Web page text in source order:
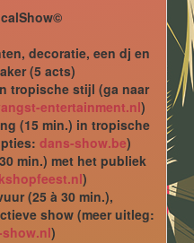
decoratie, een dj en
(5 acts)
tropische stijl (ga naar
entertainment.nl)
(15 min.) in tropische
dans-show.be)
min.) met het publiek
)
(25 à 30 min.),
show (meer uitleg:
)